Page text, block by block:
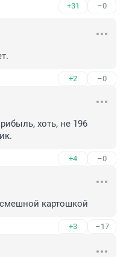
+31 –0
+2 –0
хоть, не 196
+4 –0
картошкой
+3 –17